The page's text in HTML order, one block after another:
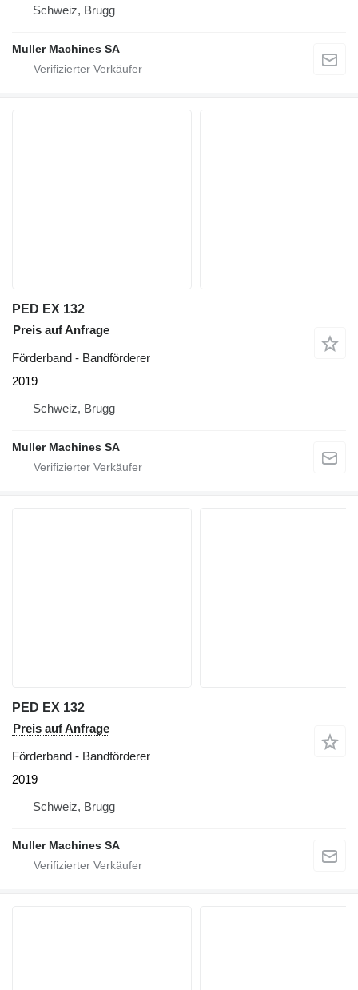
Schweiz, Brugg
Muller Machines SA
PED EX 132
Preis auf Anfrage
Förderband - Bandförderer
2019
Schweiz, Brugg
Muller Machines SA
PED EX 132
Preis auf Anfrage
Förderband - Bandförderer
2019
Schweiz, Brugg
Muller Machines SA